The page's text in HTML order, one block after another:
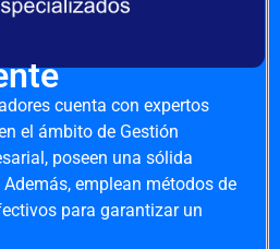
cuenta con expertos
el ámbito de Gestión
poseen una sólida
emplean métodos de
para garantizar un